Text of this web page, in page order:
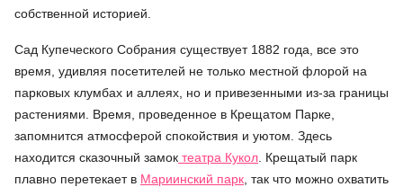
собственной историей.
Сад Купеческого Собрания существует 1882 года, все это
время, удивляя посетителей не только местной флорой на
парковых клумбах и аллеях, но и привезенными из-за границы
растениями. Время, проведенное в Крещатом Парке,
запомнится атмосферой спокойствия и уютом. Здесь
находится сказочный замок театра Кукол . Крещатый парк
плавно перетекает в Мариинский парк , так что можно охватить